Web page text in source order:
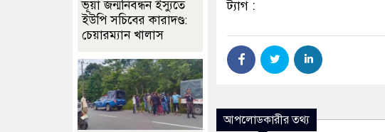
ট্যাগ :
আপলোডকারীর তথ্য
ভূয়া জন্মনিবন্ধন ইস্যুতে
ইউপি সচিবের কারাদণ্ড:
চেয়ারম্যান খালাস